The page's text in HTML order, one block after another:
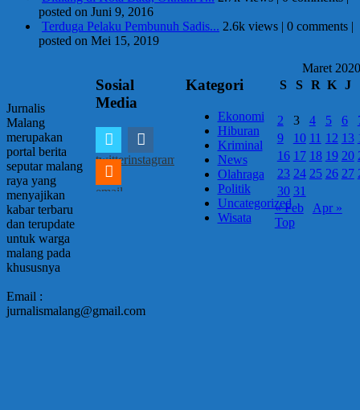
posted on Juni 9, 2016
Terduga Pelaku Pembunuh Sadis... 2.6k views | 0 comments |
posted on Mei 15, 2019
Jurnalis
Malang
merupakan
portal berita
seputar malang
raya yang
menyajikan
kabar terbaru
dan terupdate
untuk warga
malang pada
khususnya
Email :
jurnalismalang@gmail.com
Sosial
Media
twitterinstagram
email
Kategori
Ekonomi
Hiburan
Kriminal
News
Olahraga
Politik
Uncategorized
Wisata
Maret
S
S R K J
2 3 4 5 6
9
10 11 12 13
16 17 18 19 20
23 24 25 26 27
30 31
« Feb
Apr »
Top